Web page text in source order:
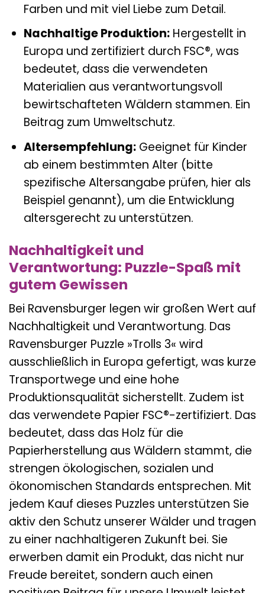
Farben und mit viel Liebe zum Detail.
Nachhaltige Produktion:Hergestellt in
Europa und zertifiziert durch FSC®, was
bedeutet, dass die verwendeten
Materialien aus verantwortungsvoll
bewirtschafteten Wäldern stammen. Ein
Beitrag zum Umweltschutz.
Altersempfehlung:Geeignet für Kinder
ab einem bestimmten Alter (bitte
spezifische Altersangabe prüfen, hier als
Beispiel genannt), um die Entwicklung
altersgerecht zu unterstützen.
Nachhaltigkeit und
Verantwortung: Puzzle-Spaß mit
gutem Gewissen
Bei Ravensburger legen wir großen Wert auf
Nachhaltigkeit und Verantwortung. Das
Ravensburger Puzzle »Trolls 3« wird
ausschließlich in Europa gefertigt, was kurze
Transportwege und eine hohe
Produktionsqualität sicherstellt. Zudem ist
das verwendete Papier FSC®-zertifiziert. Das
bedeutet, dass das Holz für die
Papierherstellung aus Wäldern stammt, die
strengen ökologischen, sozialen und
ökonomischen Standards entsprechen. Mit
jedem Kauf dieses Puzzles unterstützen Sie
aktiv den Schutz unserer Wälder und tragen
zu einer nachhaltigeren Zukunft bei. Sie
erwerben damit ein Produkt, das nicht nur
Freude bereitet, sondern auch einen